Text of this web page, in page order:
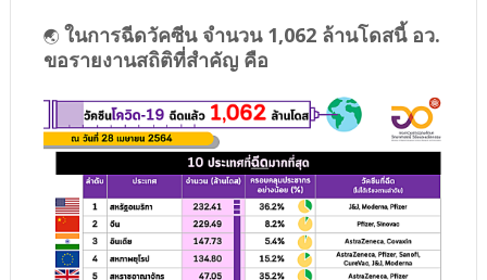
🌏 ในการฉีดวัคซีน จำนวน 1,062 ล้านโดสนี้ อว.
ขอรายงานสถิติที่สำคัญ คือ